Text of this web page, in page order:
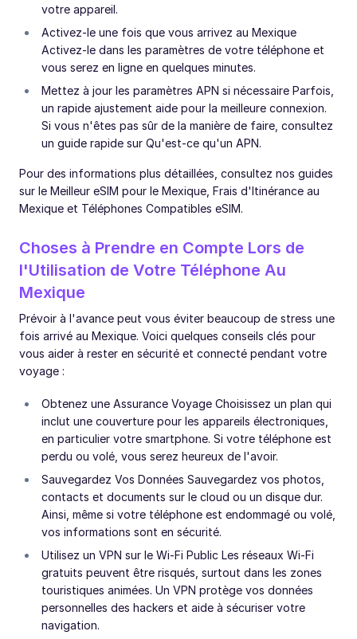
votre appareil.
Activez-le une fois que vous arrivez au Mexique
Activez-le dans les paramètres de votre téléphone et
vous serez en ligne en quelques minutes.
Mettez à jour les paramètres APN si nécessaire Parfois,
un rapide ajustement aide pour la meilleure connexion.
Si vous n'êtes pas sûr de la manière de faire, consultez
un guide rapide sur Qu'est-ce qu'un APN.
Pour des informations plus détaillées, consultez nos guides
sur le Meilleur eSIM pour le Mexique, Frais d'Itinérance au
Mexique et Téléphones Compatibles eSIM.
Choses à Prendre en Compte Lors de
l'Utilisation de Votre Téléphone Au
Mexique
Prévoir à l'avance peut vous éviter beaucoup de stress une
fois arrivé au Mexique. Voici quelques conseils clés pour
vous aider à rester en sécurité et connecté pendant votre
voyage :
Obtenez une Assurance Voyage Choisissez un plan qui
inclut une couverture pour les appareils électroniques,
en particulier votre smartphone. Si votre téléphone est
perdu ou volé, vous serez heureux de l'avoir.
Sauvegardez Vos Données Sauvegardez vos photos,
contacts et documents sur le cloud ou un disque dur.
Ainsi, même si votre téléphone est endommagé ou volé,
vos informations sont en sécurité.
Utilisez un VPN sur le Wi-Fi Public Les réseaux Wi-Fi
gratuits peuvent être risqués, surtout dans les zones
touristiques animées. Un VPN protège vos données
personnelles des hackers et aide à sécuriser votre
navigation.